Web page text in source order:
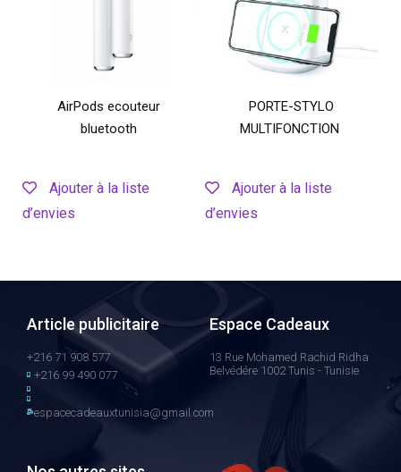
AirPods ecouteur
bluetooth
Ajouter à la liste
d’envies
PORTE-STYLO
MULTIFONCTION
Ajouter à la liste
d’envies
Article publicitaire
+216 71 908 577
+216 99 490 077
espacecadeauxtunisia@gmail.com
Espace Cadeaux
13 Rue Mohamed Rachid Ridha
Belvédére 1002 Tunis - Tunisie